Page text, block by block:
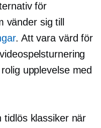
för
vänder sig till
. Att vara värd för
upplevelse med
tidlös klassiker när